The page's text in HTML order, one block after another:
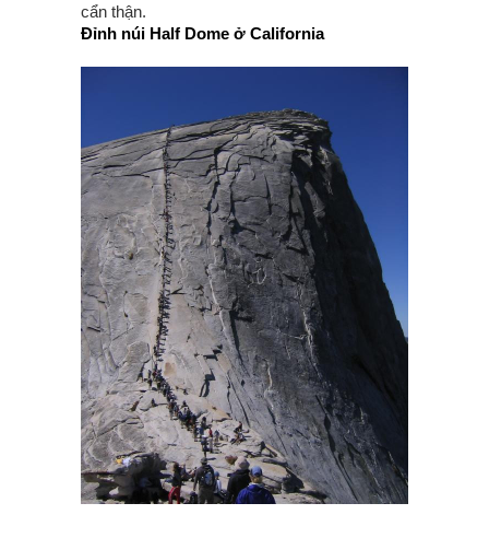
cẩn thận.
Đỉnh núi Half Dome ở California